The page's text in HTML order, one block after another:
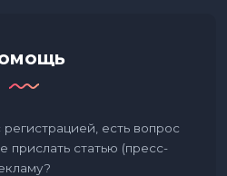
есть вопрос
прислать статью (пресс-